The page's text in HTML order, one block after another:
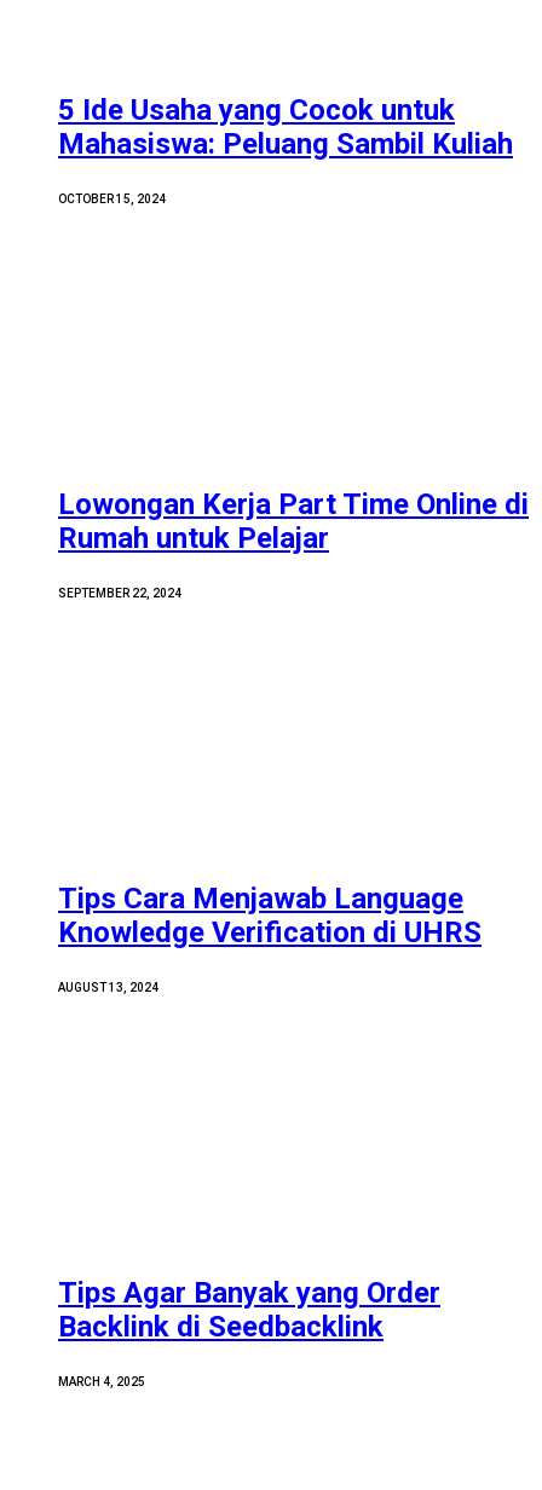
5 Ide Usaha yang Cocok untuk
Mahasiswa: Peluang Sambil Kuliah
OCTOBER 15, 2024
Lowongan Kerja Part Time Online di
Rumah untuk Pelajar
SEPTEMBER 22, 2024
Tips Cara Menjawab Language
Knowledge Verification di UHRS
AUGUST 13, 2024
Tips Agar Banyak yang Order
Backlink di Seedbacklink
MARCH 4, 2025